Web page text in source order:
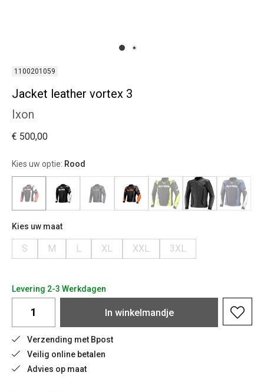
1100201059
Jacket leather vortex 3
Ixon
€ 500,00
Kies uw optie: Rood
Kies uw maat
S M L XL XXL 3XL
Levering 2-3 Werkdagen
In winkelmandje
Verzending met Bpost
Veilig online betalen
Advies op maat